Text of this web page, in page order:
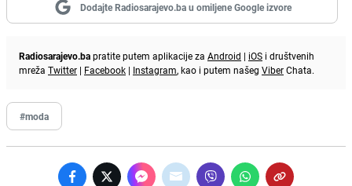
Dodajte Radiosarajevo.ba u omiljene Google izvore
Radiosarajevo.bapratite putem aplikacije za Android | iOS i društvenih
mreža Twitter | Facebook | Instagram, kao i putem našeg ViberChata.
#moda